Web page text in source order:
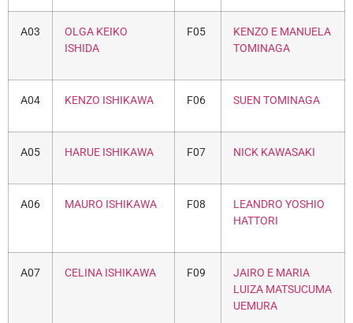
A03
OLGA KEIKO
ISHIDA
F05
KENZO E MANUELA
TOMINAGA
A04 KENZO ISHIKAWA F06 SUEN TOMINAGA
A05 HARUE ISHIKAWA F07 NICK KAWASAKI
A06 MAURO ISHIKAWA F08
LEANDRO YOSHIO
HATTORI
A07 CELINA ISHIKAWA F09
JAIRO E MARIA
LUIZA MATSUCUMA
UEMURA